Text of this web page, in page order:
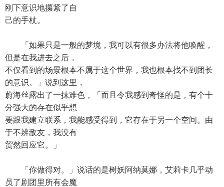
刚下意识地攥紧了自
己的手杖。
「如果只是一般的梦境，我可以有很多办法将他唤醒，
但是在我进去之后，
不仅看到的场景根本不属于这个世界，我也根本找不到团长
的意识。」说到这里，
蔚海丝露出了一抹难色，「而且令我感到奇怪的是，有个十
分强大的存在似乎想
要跟我建立联系，我能感受得到，它存在于另一个空间。由
于不辨敌友，我没有
贸然回应它。」
「你做得对。」说话的是树妖阿纳莫娜，艾莉卡几乎动
员了剧团里所有会魔